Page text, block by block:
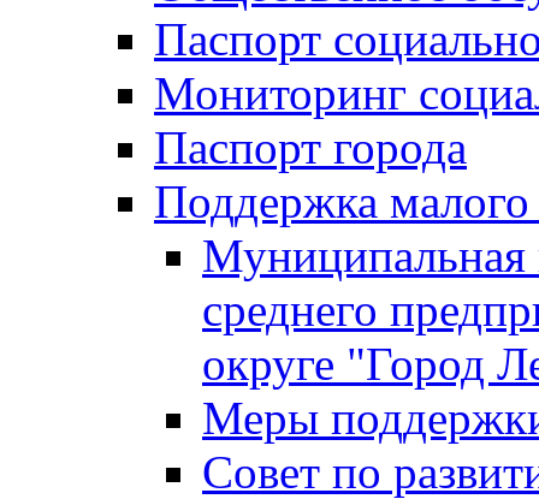
Паспорт
Мониторинг
Паспорт города
Поддержка малого
Муниципальная
среднего
округе "Город
Меры
Совет по